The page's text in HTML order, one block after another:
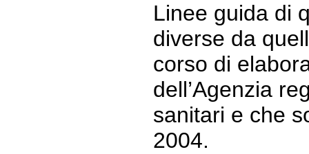
Linee guida di
diverse da
corso di
dell’Agenzia
sanitari e che
2004.